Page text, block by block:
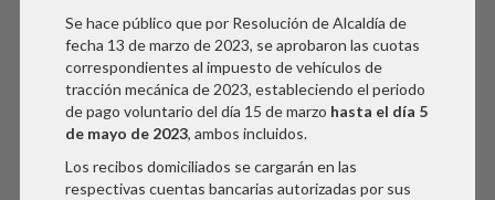
Se hace público que por Resolución de Alcaldía de
fecha 13 de marzo de 2023, se aprobaron las cuotas
correspondientes al impuesto de vehículos de
tracción mecánica de 2023, estableciendo el periodo
de pago voluntario del día 15 de marzo hasta el día 5
de mayo de 2023, ambos incluidos.
Los recibos domiciliados se cargarán en las
respectivas cuentas bancarias autorizadas por sus